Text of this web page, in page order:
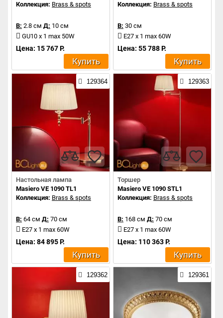
Коллекция: Brass & spots
В: 2.8 см Д: 10 см
GU10 x 1 max 50W
Цена: 15 767 Р.
Купить
Коллекция: Brass & spots
В: 30 см
E27 x 1 max 60W
Цена: 55 788 Р.
Купить
129364
Настольная лампа
Masiero VE 1090 TL1
Коллекция: Brass & spots
В: 64 см Д: 70 см
E27 x 1 max 60W
Цена: 84 895 Р.
Купить
129363
Торшер
Masiero VE 1090 STL1
Коллекция: Brass & spots
В: 168 см Д: 70 см
E27 x 1 max 60W
Цена: 110 363 Р.
Купить
129362 129361